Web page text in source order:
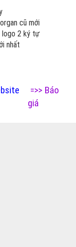
cũ mới
logo 2 ký tự
nhất
=>> Báo
giá